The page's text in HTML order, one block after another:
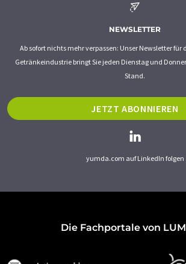
NEWSLETTER
Ab sofort nichts mehr verpassen: Unser Newsletter für
Getränkeindustrie bringt Sie jeden Dienstag und
Stand.
JETZT ABONNIEREN
yumda.com auf LinkedIn folgen
Die Fachportale von